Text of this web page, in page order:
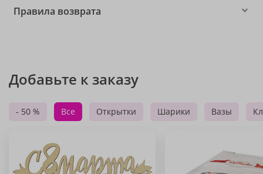
Правила возврата
Добавьте к заказу
- 50 % Все Открытки Шарики Вазы